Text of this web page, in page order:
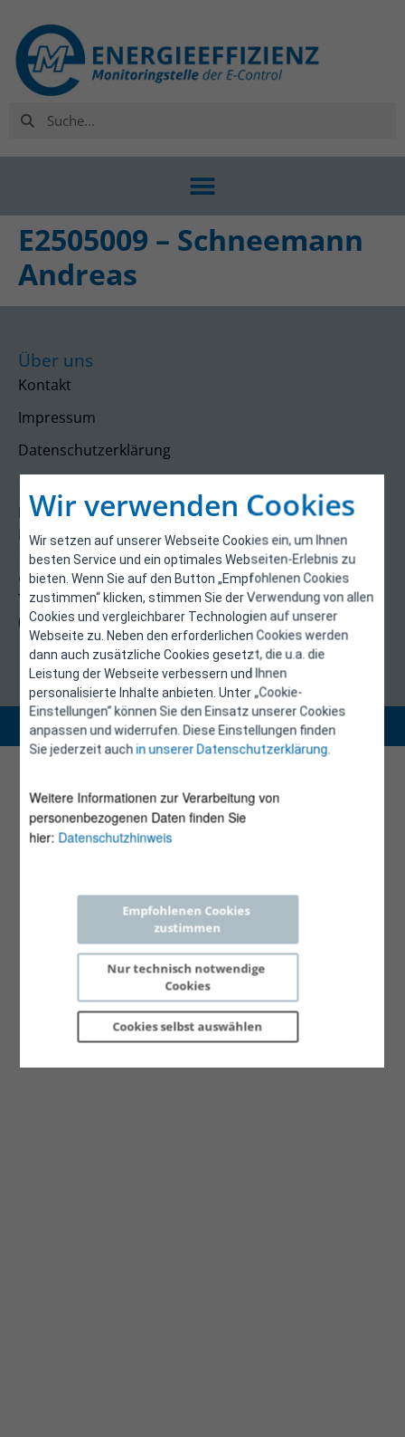
Wir verwenden Cookies
Wir setzen auf unserer Webseite Cookies ein, um Ihnen
besten Service und ein optimales Webseiten-Erlebnis zu
bieten. Wenn Sie auf den Button „Empfohlenen Cookies
zustimmen“ klicken, stimmen Sie der Verwendung von allen
Cookies und vergleichbarer Technologien auf unserer
Webseite zu. Neben den erforderlichen Cookies werden
dann auch zusätzliche Cookies gesetzt, die u.a. die
Leistung der Webseite verbessern und Ihnen
personalisierte Inhalte anbieten. Unter „Cookie-
Einstellungen“ können Sie den Einsatz unserer Cookies
anpassen und widerrufen. Diese Einstellungen finden
Sie jederzeit auchin unserer Datenschutzerklärung.
Weitere Informationen zur Verarbeitung von
personenbezogenen Daten finden Sie
hier: Datenschutzhinweis
Empfohlenen Cookies
zustimmen
Nur technisch notwendige
Cookies
Cookies selbst auswählen
E2505009 – Schneemann
Andreas
Über uns
Kontakt
Impressum
Datenschutzerklärung
Kontakt
E-Control
Rudolfsplatz 13a
1010 Wien
energieeffizienz@e-control.at
Tel +43 1 5324724
(Mo, Mi-Fr 09:30-12:30 Uhr)
Copyright 2026 © E-Control